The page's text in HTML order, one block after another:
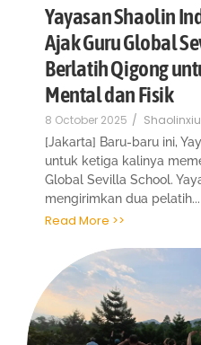
Yayasan Shaolin
Ajak Guru Global
Berlatih Qigong
Mental dan Fisik
8 October 2025 / Shaolinxiu
[Jakarta] Baru-baru ini,
untuk ketiga kalinya
Global Sevilla School.
mengirimkan dua pelatih...
Read More >>